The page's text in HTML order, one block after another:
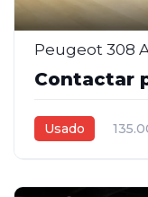
Peugeot 308
Contactar
Usado